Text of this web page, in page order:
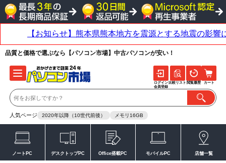
品質と価格で選ぶなら【パソコン市場】中古パソコンが安い！
人気ページ 2020年以降（10世代前後） メモリ16GB
ログイン
会員登録
比較リスト 閲覧履歴 カート
ノートPC デスクトップPC Office搭載PC モバイルPC 店舗一覧